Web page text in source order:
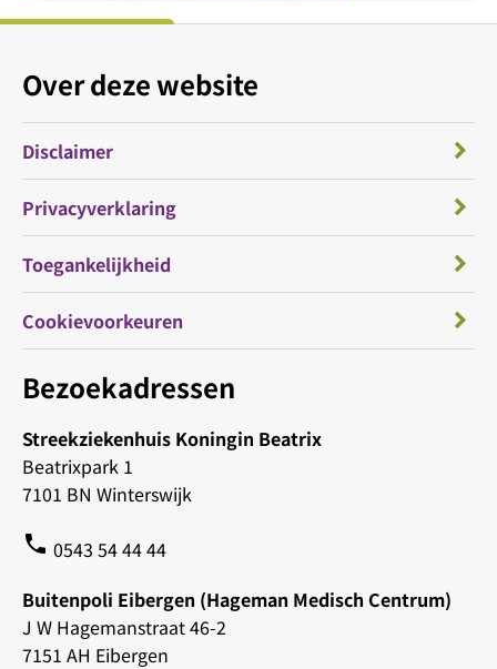
Bezoekadressen
Streekziekenhuis Koningin Beatrix
Beatrixpark 1
7101 BN Winterswijk
phone 0543 54 44 44
Buitenpoli Eibergen (Hageman Medisch Centrum)
J W Hagemanstraat 46-2
7151 AH Eibergen
Over deze website
Disclaimer
Privacyverklaring
Toegankelijkheid
Cookievoorkeuren